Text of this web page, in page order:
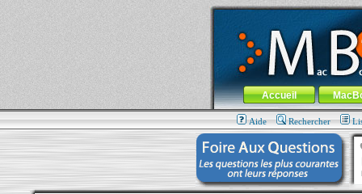
MacBook-fr.com : 100% Apple... 100%
Aller au contenu-Aller au menu
Menu général
Accueil
Aide Rechercher